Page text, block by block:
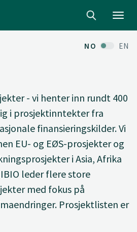
NO EN
- vi henter inn rundt 400
i prosjektinntekter fra
finansieringskilder. Vi
EU- og EØS-prosjekter og
i Asia, Afrika
leder flere store
med fokus på
Prosjektlisten er